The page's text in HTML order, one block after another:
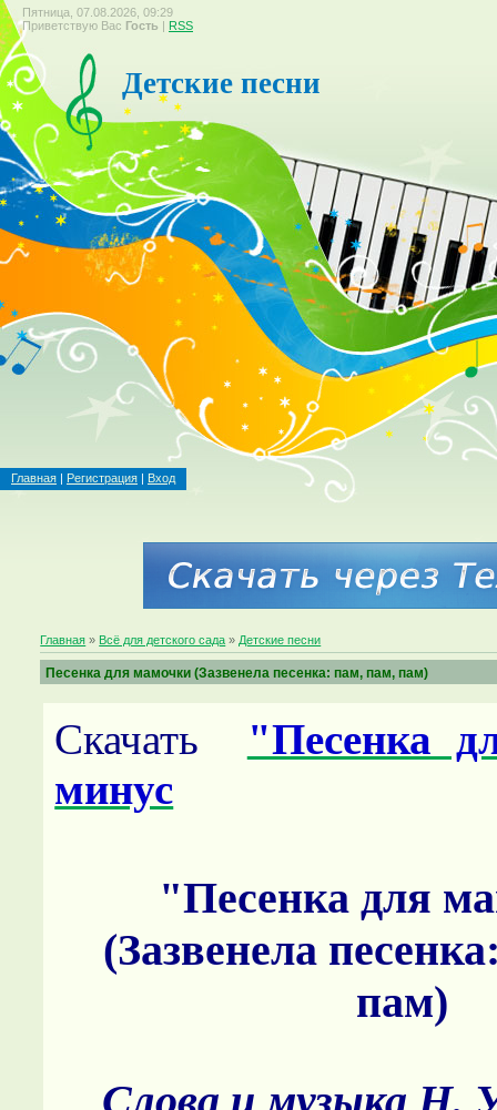
Пятница, 07.08.2026, 09:29
Приветствую Вас Гость | RSS
Детские песни
Главная | Регистрация | Вход
Главная » Всё для детского сада » Детские песни
Песенка для мамочки (Зазвенела песенка: пам, пам, пам)
Скачать
"Песенка
минус
"Песенка для
(Зазвенела
пам)